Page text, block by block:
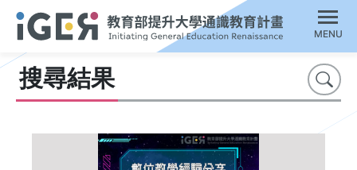
MENU
搜尋結果 搜尋